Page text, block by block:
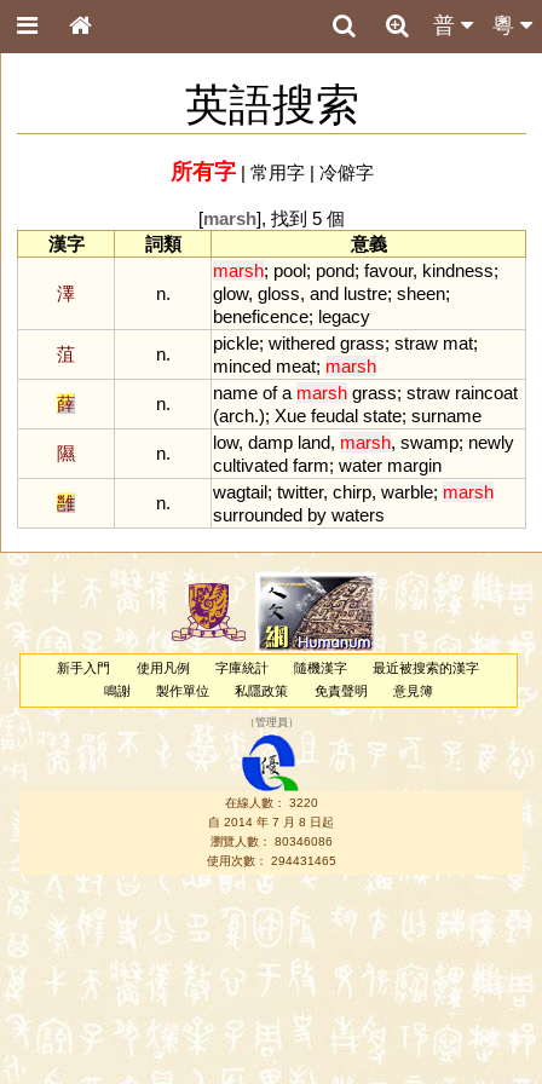
粵
普
英語搜索
所有字| 常用字| 冷僻字
[marsh], 找到 5 個
漢字
詞類 意義
澤 n.
marsh; pool; pond; favour, kindness;
glow, gloss, and lustre; sheen;
beneficence; legacy
菹
n.
pickle; withered grass; straw mat;
minced meat; marsh
薛
n.
name of a marsh grass; straw raincoat
(arch.); Xue feudal state; surname
隰
n.
low, damp land, marsh, swamp; newly
cultivated farm; water margin
雝
n.
wagtail; twitter, chirp, warble; marsh
surrounded by waters
新手入門 使用凡例 字庫統計 隨機漢字
最近被搜索的漢字
鳴謝
製作單位 私隱政策 免責聲明 意見簿
（管理員 ）
在線人數： 3220
自 2014 年 7 月 8 日起
瀏覽人數： 80346086
使用次數： 294431465